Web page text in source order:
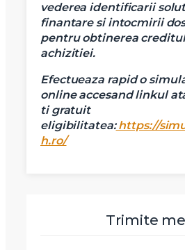
vederea identificarii
finantare si intocmirii
pentru obtinerea
achizitiei.
Efectueaza rapid o
online accesand linkul
ti gratuit
eligibilitatea:https://
h.ro/
Trimite